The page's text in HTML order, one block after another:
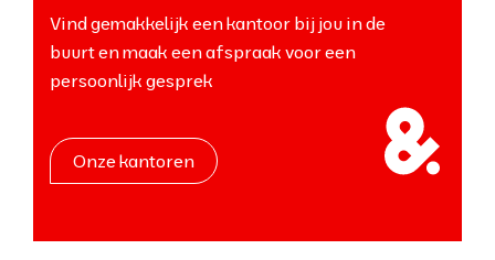
Vind gemakkelijk een kantoor bij jou in de
buurt en maak een afspraak voor een
persoonlijk gesprek
Onze kantoren